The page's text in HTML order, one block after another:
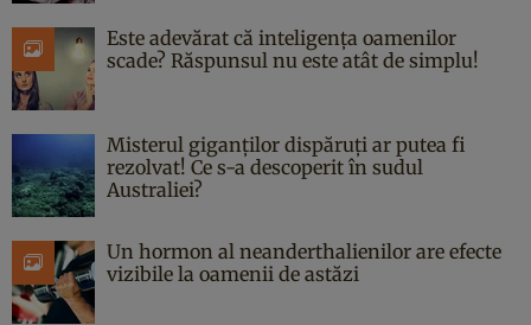
Este adevărat că inteligența oamenilor
scade? Răspunsul nu este atât de simplu!
Misterul giganților dispăruți ar putea fi
rezolvat! Ce s-a descoperit în sudul
Australiei?
Un hormon al neanderthalienilor are efecte
vizibile la oamenii de astăzi